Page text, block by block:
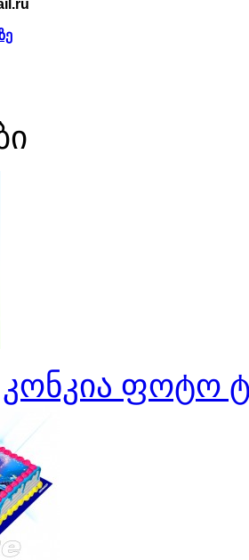
კონკია ფოტო